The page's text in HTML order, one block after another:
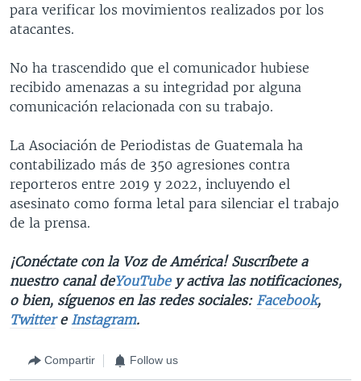
para verificar los movimientos realizados por los
atacantes.
No ha trascendido que el comunicador hubiese
recibido amenazas a su integridad por alguna
comunicación relacionada con su trabajo.
La Asociación de Periodistas de Guatemala ha
contabilizado más de 350 agresiones contra
reporteros entre 2019 y 2022, incluyendo el
asesinato como forma letal para silenciar el trabajo
de la prensa.
¡Conéctate con la Voz de América! Suscríbete a
nuestro canal deYouTubey activa las notificaciones,
o bien, síguenos en las redes sociales: Facebook,
Twittere Instagram.
Compartir Follow us